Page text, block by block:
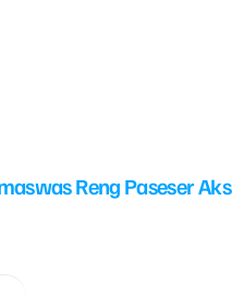
Reng Paseser